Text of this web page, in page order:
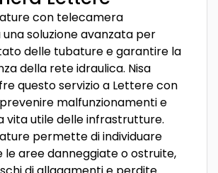
con telecamera
soluzione avanzata per
delle tubature e garantire la
della rete idraulica. Nisa
questo servizio a Lettere con
malfunzionamenti e
vita utile delle infrastrutture.
permette di individuare
aree danneggiate o ostruite,